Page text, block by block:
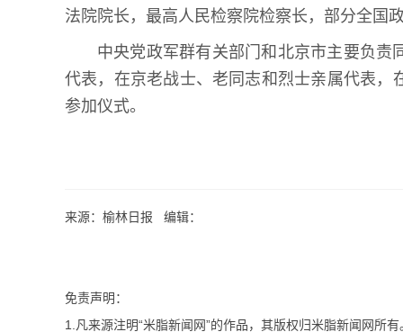
法院院长，最高人民检察院检察长，部分全国
中央党政军群有关部门和北京市主要负
代表，在京老战士、老同志和烈士亲属代表
参加仪式。
来源：榆林日报 编辑：
免责声明：
1.凡来源注明“米脂新闻网”的作品，其版权归米脂新闻网所